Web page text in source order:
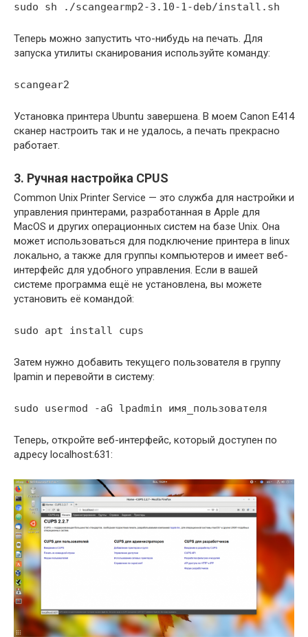
sudo sh ./scangearmp2-3.10-1-deb/install.sh
Теперь можно запустить что-нибудь на печать. Для
запуска утилиты сканирования используйте команду:
scangear2
Установка принтера Ubuntu завершена. В моем Canon E414
сканер настроить так и не удалось, а печать прекрасно
работает.
3. Ручная настройка CPUS
Common Unix Printer Service — это служба для настройки и
управления принтерами, разработанная в Apple для
MacOS и других операционных систем на базе Unix. Она
может использоваться для подключение принтера в linux
локально, а также для группы компьютеров и имеет веб-
интерфейс для удобного управления. Если в вашей
системе программа ещё не установлена, вы можете
установить её командой:
sudo apt install cups
Затем нужно добавить текущего пользователя в группу
lpamin и перевойти в систему:
sudo usermod -aG lpadmin имя_пользователя
Теперь, откройте веб-интерфейс, который доступен по
адресу localhost:631: